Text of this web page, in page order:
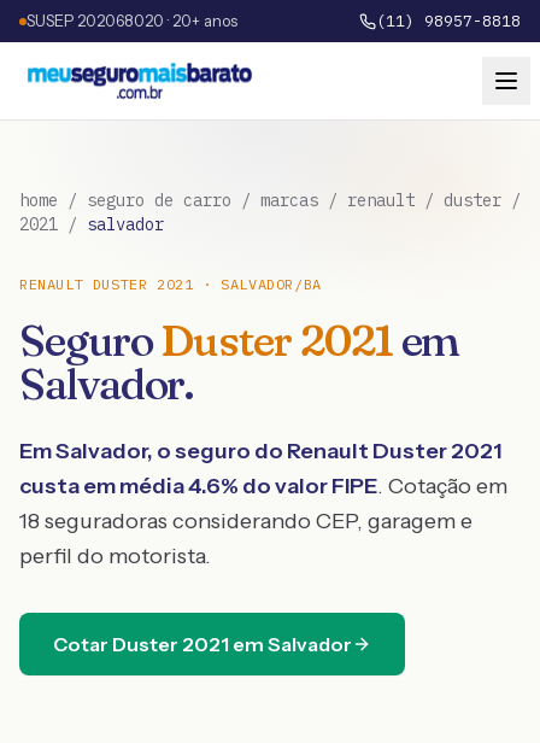
SUSEP 202068020 · 20+ anos (11) 98957-8818
home / seguro de carro / marcas / renault / duster /
2021 / salvador
RENAULT DUSTER 2021·SALVADOR /BA
SeguroDuster2021em
Salvador.
EmSalvador, o seguro do Renault Duster2021
custa em média4.6% do valor FIPE. Cotação em
18 seguradoras considerando CEP, garagem e
perfil do motorista.
Cotar Duster 2021 em Salvador